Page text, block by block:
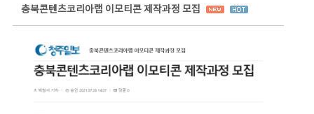
충북콘텐츠코리아랩 이모티콘 제작과정 모집